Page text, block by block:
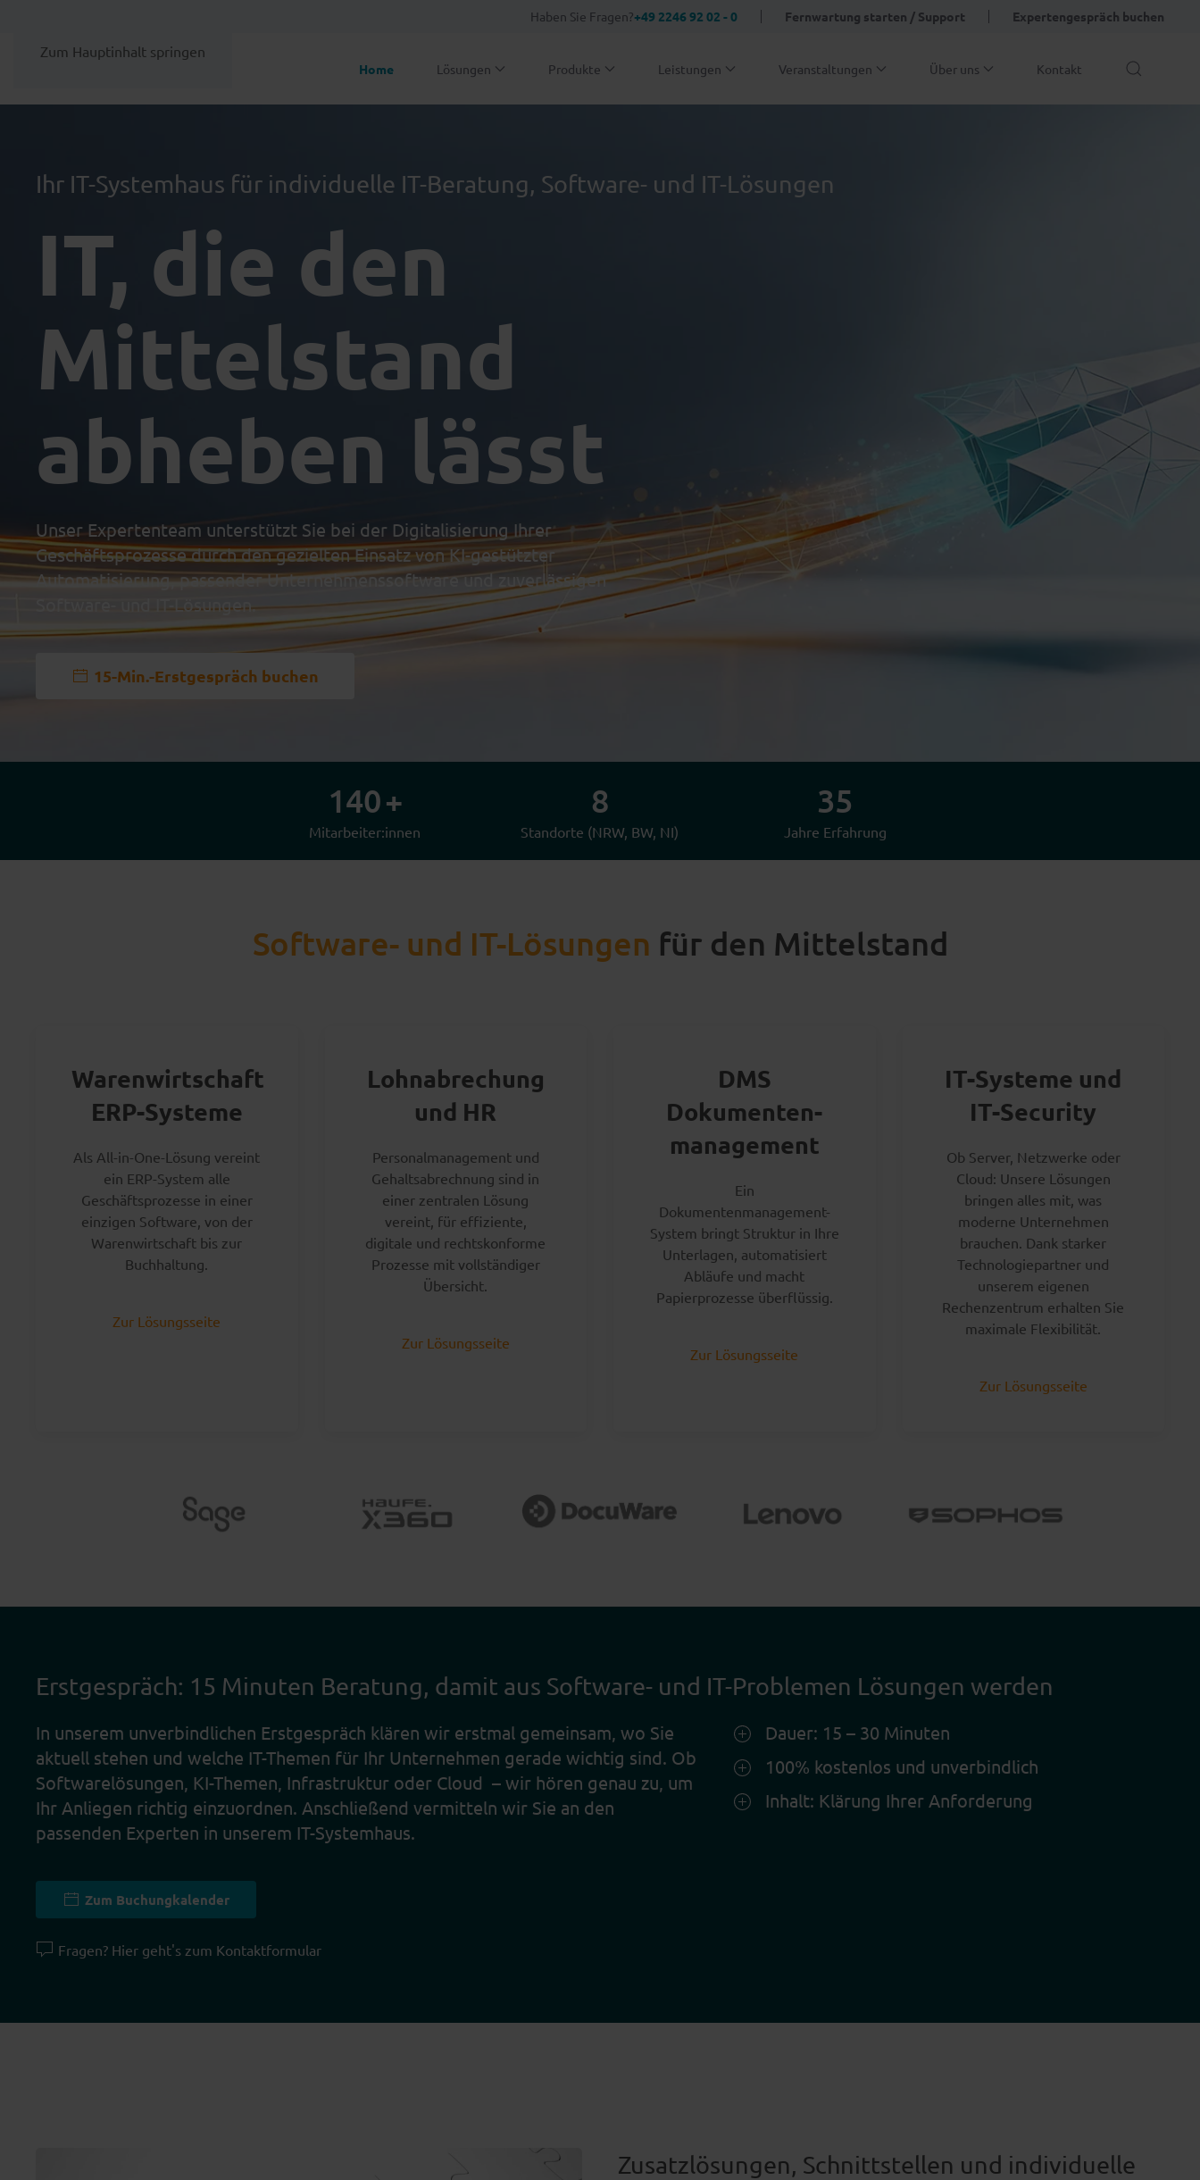
Zum Hauptinhalt springen
Haben Sie Fragen?+49 2246 92 02 - 0 Fernwartung starten / Support Expertengespräch buchen
Home Lösungen Produkte Leistungen Veranstaltungen Über uns Kontakt
Ihr IT-Systemhaus für individuelle IT-Beratung, Software- und IT-Lösungen
IT, die den
Mittelstand
abheben lässt
Unser Expertenteam unterstützt Sie bei der Digitalisierung Ihrer
Geschäftsprozesse durch den gezielten Einsatz von KI-gestützter
Automatisierung, passender Unternehmenssoftware und zuverlässigen
Software- und IT-Lösungen.
15-Min.-Erstgespräch buchen
140+
Mitarbeiter:innen
8
Standorte (NRW, BW, NI)
35
Jahre Erfahrung
Software- und IT-Lösungen für den Mittelstand
Warenwirtschaft
ERP-Systeme
Als All-in-One-Lösung vereint
ein ERP-System alle
Geschäftsprozesse in einer
einzigen Software, von der
Warenwirtschaft bis zur
Buchhaltung.
Zur Lösungsseite
Lohnabrechung
und HR
Personalmanagement und
Gehaltsabrechnung sind in
einer zentralen Lösung
vereint, für effiziente,
digitale und rechtskonforme
Prozesse mit vollständiger
Übersicht.
Zur Lösungsseite
DMS
Dokumenten-
management
Ein
Dokumentenmanagement-
System bringt Struktur in Ihre
Unterlagen, automatisiert
Abläufe und macht
Papierprozesse überflüssig.
Zur Lösungsseite
IT-Systeme und
IT-Security
Ob Server, Netzwerke oder
Cloud: Unsere Lösungen
bringen alles mit, was
moderne Unternehmen
brauchen. Dank starker
Technologiepartner und
unserem eigenen
Rechenzentrum erhalten Sie
maximale Flexibilität.
Zur Lösungsseite
Erstgespräch: 15 Minuten Beratung, damit aus Software- und IT-Problemen Lösungen werden
In unserem unverbindlichen Erstgespräch klären wir erstmal gemeinsam, wo Sie
aktuell stehen und welche IT-Themen für Ihr Unternehmen gerade wichtig sind. Ob
Softwarelösungen, KI-Themen, Infrastruktur oder Cloud – wir hören genau zu, um
Ihr Anliegen richtig einzuordnen. Anschließend vermitteln wir Sie an den
passenden Experten in unserem IT-Systemhaus.
Dauer: 15 – 30 Minuten
100% kostenlos und unverbindlich
Inhalt: Klärung Ihrer Anforderung
Zum Buchungkalender
Fragen? Hier geht's zum Kontaktformular
Zusatzlösungen, Schnittstellen und individuelle